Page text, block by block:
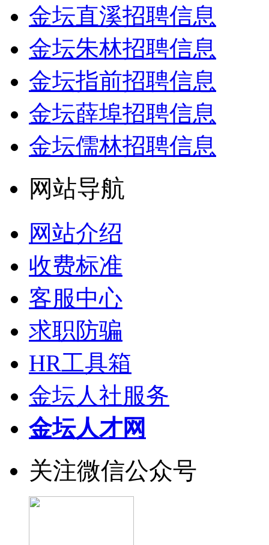
金坛直溪招聘信息
金坛朱林招聘信息
金坛指前招聘信息
金坛薛埠招聘信息
金坛儒林招聘信息
网站导航
网站介绍
收费标准
客服中心
求职防骗
HR工具箱
金坛人社服务
金坛人才网
关注微信公众号